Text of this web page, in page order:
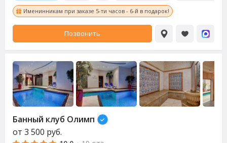
Именинникам при заказе 5-ти часов - 6-й в подарок!
Позвонить
Банный клуб Олимп
от 3 500 руб.